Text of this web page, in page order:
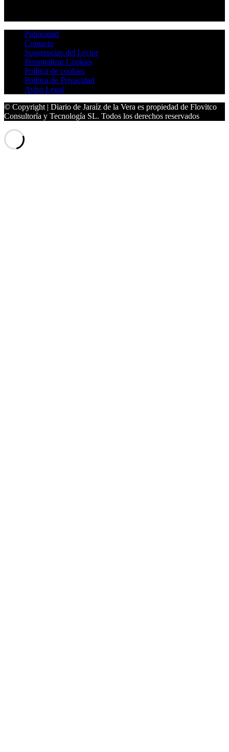
Publicidad
Contacto
Sugerencias del Lector
Personalizar Cookies
Política de cookies
Política de Privacidad
Aviso Legal
© Copyright | Diario de Jaraíz de la Vera es propiedad de Flovitco
Consultoría y Tecnología SL. Todos los derechos reservados